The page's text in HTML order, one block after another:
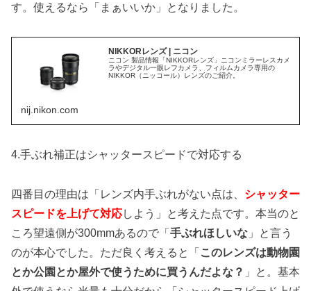
す。使えるなら「まぁいいか」となりました。
NIKKORレンズ | ニコン
ニコン 製品情報「NIKKORレンズ」ニコンミラーレスカメ
ラやデジタル一眼レフカメラ、フィルムカメラ専用の
NIKKOR（ニッコール）レンズのご紹介。
nij.nikon.com
4.手ぶれ補正はシャッタースピードで対応する
四番目の理由は「レンズ内手ぶれがない点は、 シャッター
スピードを上げて対応しよう」と考えた点です。本当のと
ころ望遠側が300mmあるので「 手ぶれほしいな 」と言う
のが本心でした。ただ良く考えると「 このレンズは動物園
とか公園とか屋外で使うために買うんだよな？ 」と。基本